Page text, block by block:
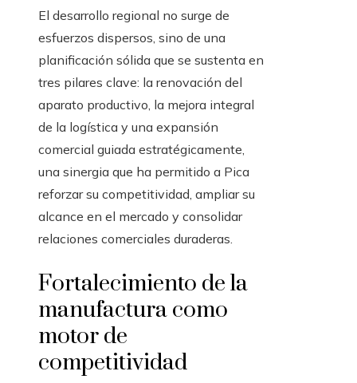
El desarrollo regional no surge de
esfuerzos dispersos, sino de una
planificación sólida que se sustenta en
tres pilares clave: la renovación del
aparato productivo, la mejora integral
de la logística y una expansión
comercial guiada estratégicamente,
una sinergia que ha permitido a Pica
reforzar su competitividad, ampliar su
alcance en el mercado y consolidar
relaciones comerciales duraderas.
Fortalecimiento de la
manufactura como
motor de
competitividad